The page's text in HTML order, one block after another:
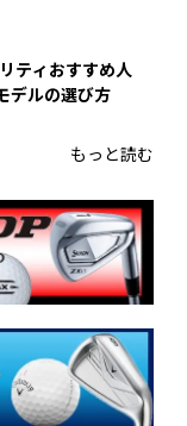
ティおすすめ人
デルの選び方
もっと読む